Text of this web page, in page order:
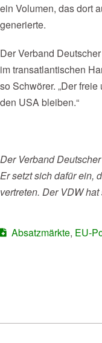
ein Volumen, das dort
generierte.
Der Verband
im transatlantischen
so Schwörer. „Der
den USA bleiben.“
Der Verband
Er setzt sich dafür ein,
vertreten. Der VDW
Absatzmärkte, EU-